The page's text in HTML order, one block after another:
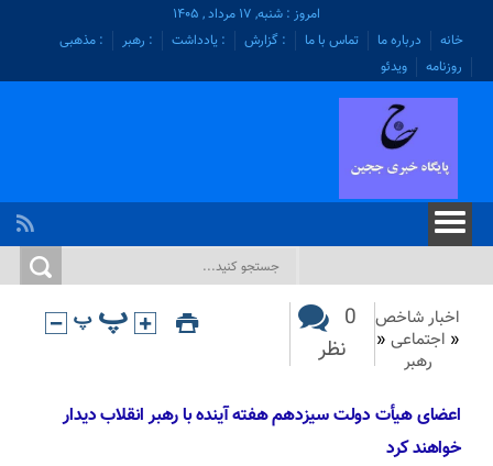
امروز : شنبه, ۱۷ مرداد , ۱۴۰۵
خانه
درباره ما تماس با ما : گزارش : یادداشت : رهبر
: مذهبی
روزنامه
ویدئو
اخبار شاخص
« اجتماعی «
رهبر
0
نظر
اعضای هیأت دولت سیزدهم هفته آینده با رهبر انقلاب دیدار
خواهند کرد